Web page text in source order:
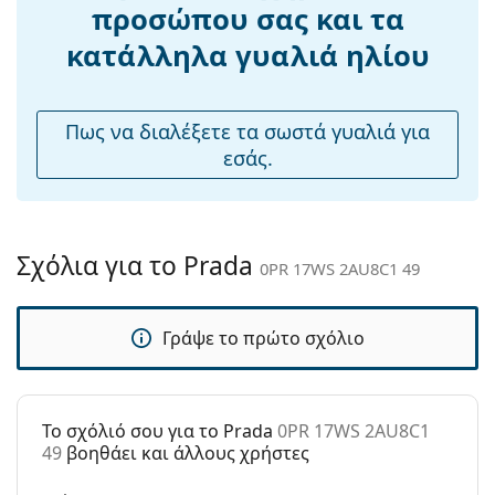
μαξιλάρια
Όχι
άρθρωση:
Όχι
Αξεσουάρ
Πανί
καθαρισμού:
Ναι
Τύπος:
Unisex
Μάρκα:
Prada
προσώπου σας και τα
κατάλληλα γυαλιά ηλίου
Πως να διαλέξετε τα σωστά γυαλιά για
εσάς.
Σχόλια για το Prada 0PR 17WS 2AU8C1 49
Γράψε το πρώτο σχόλιο
To σχόλιό σου για το Prada 0PR 17WS 2AU8C1
49 βοηθάει και άλλους χρήστες